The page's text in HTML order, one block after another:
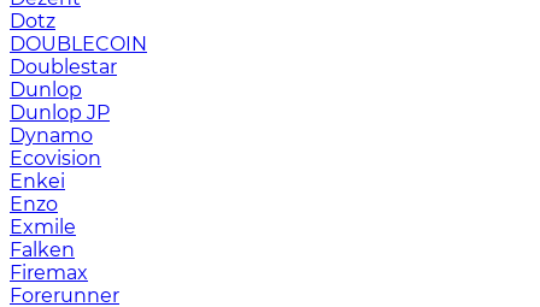
Dotz
DOUBLECOIN
Doublestar
Dunlop
Dunlop JP
Dynamo
Ecovision
Enkei
Enzo
Exmile
Falken
Firemax
Forerunner